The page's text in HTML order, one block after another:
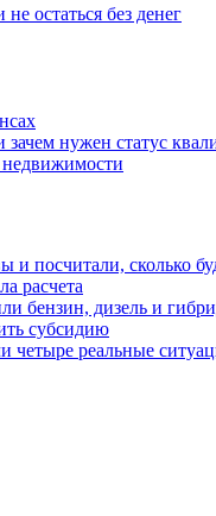
остаться без денег
нужен статус
посчитали, сколько
расчета
бензин, дизель и
субсидию
четыре реальные